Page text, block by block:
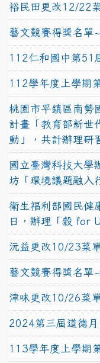
裕民田更改12/22
藝文競賽得獎名單
112仁和國中第51
112學年度上學期
桃園市平鎮區南勢
計畫「教育部新世
動」，共計辦理研
國立臺灣科技大學
坊「環境議題融入
衛生福利部國民健
日，辦理「穀 for
沅益更改10/23菜
藝文競賽得獎名單
津味更改10/26菜
2024第三屆道德
113學年度上學期